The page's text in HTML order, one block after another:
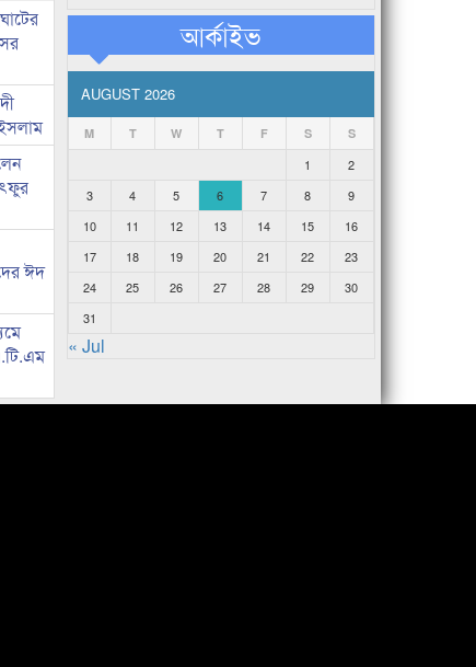
ঈদ
আর্কাইভ
AUGUST 2026
M T W T F S S
1
2
3
4 5 6 7 8
9
10
11 12 13 14 15
16
17
18 19 20 21 22
23
24
25 26 27 28 29
30
31
« Jul